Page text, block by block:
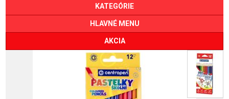
KATEGÓRIE
HLAVNÉ MENU
AKCIA